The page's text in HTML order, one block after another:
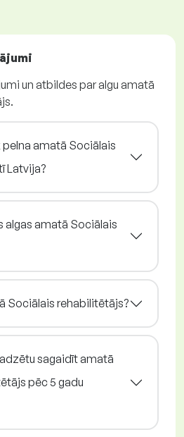
un atbildes par algu amatā
pelna amatā Sociālais
Latvija?
algas amatā Sociālais
Sociālais rehabilitētājs?
sagaidīt amatā
pēc 5 gadu